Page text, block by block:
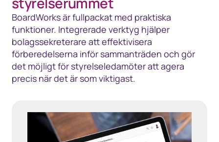
BoardWorks är fullpackat med praktiska
funktioner. Integrerade verktyg hjälper
bolagssekreterare att effektivisera
förberedelserna inför sammanträden och gör
det möjligt för styrelseledamöter att agera
precis när det är som viktigast.